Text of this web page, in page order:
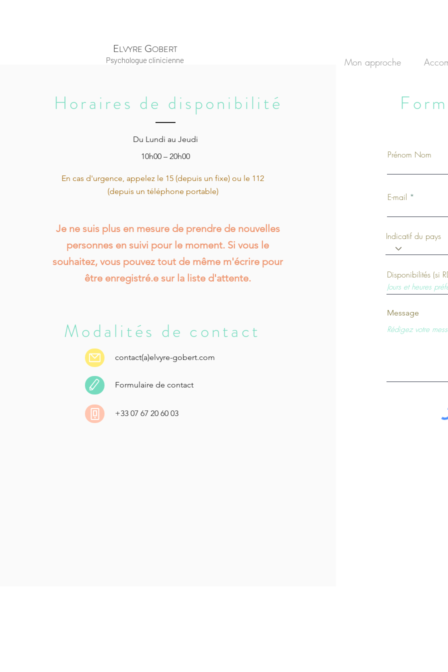
ELVYRE GOBERT
Psychologue clinicienne Mon approche
Contact & rendez-vous
Horaires de disponibilité
Du Lundi au Jeudi
10h00 – 20h00
En cas d'urgence, appelez le 15 (depuis un fixe) ou le 112
(depuis un téléphone portable)
Je ne suis plus en mesure de prendre de nouvelles
personnes en suivi pour le moment. Si vous le
souhaitez, vous pouvez tout de même m'écrire pour
être enregistré.e sur la liste d'attente.
Modalités de contact
contact(a)elvyre-gobert.com
Formulaire de contact
+33 07 67 20 60 03
Prénom Nom
E-mail
Indicatif du pays
Disponibilités (si
Message